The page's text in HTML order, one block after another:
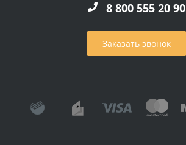
8 800 555 20 90
Заказать звонок